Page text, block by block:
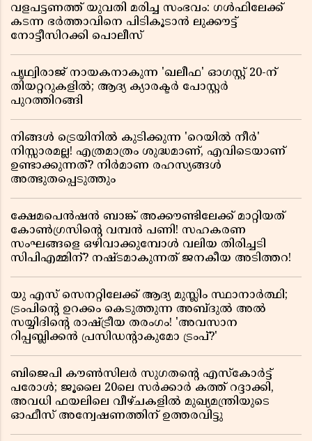
വളപട്ടണത്ത് യുവതി മരിച്ച സംഭവം: ഗൾഫിലേക്ക്
കടന്ന ഭർത്താവിനെ പിടികൂടാൻ ലുക്കൗട്ട്
നോട്ടീസിറക്കി പൊലീസ്
പൃഥ്വിരാജ് നായകനാകുന്ന 'ഖലീഫ' ഓഗസ്റ്റ് 20-ന്
തിയറ്ററുകളിൽ; ആദ്യ ക്യാരക്ടർ പോസ്റ്റർ
പുറത്തിറങ്ങി
നിങ്ങൾ ട്രെയിനിൽ കുടിക്കുന്ന 'റെയിൽ നീർ'
നിസ്സാരമല്ല! എത്രമാത്രം ശുദ്ധമാണ്, എവിടെയാണ്
ഉണ്ടാക്കുന്നത്? നിർമാണ രഹസ്യങ്ങൾ
അത്ഭുതപ്പെടുത്തും
ക്ഷേമപെൻഷൻ ബാങ്ക് അക്കൗണ്ടിലേക്ക് മാറ്റിയത്
കോൺഗ്രസിന്റെ വമ്പൻ പണി! സഹകരണ
സംഘങ്ങളെ ഒഴിവാക്കുമ്പോൾ വലിയ തിരിച്ചടി
സിപിഎമ്മിന്? നഷ്ടമാകുന്നത് ജനകീയ അടിത്തറ!
യു എസ് സെനറ്റിലേക്ക് ആദ്യ മുസ്ലിം സ്ഥാനാർത്ഥി;
ട്രംപിന്റെ ഉറക്കം കെടുത്തുന്ന അബ്ദുൽ അൽ
സയ്യിദിന്റെ രാഷ്ട്രീയ തരംഗം! 'അവസാന
റിപ്പബ്ലിക്കൻ പ്രസിഡന്റാകുമോ ട്രംപ്?'
ബിജെപി കൗൺസിലർ സുഗതന്റെ എസ്‌കോർട്ട്
പരോൾ; ജൂലൈ 20ലെ സർക്കാർ കത്ത് റദ്ദാക്കി,
അവധി ഫയലിലെ വീഴ്ചകളിൽ മുഖ്യമന്ത്രിയുടെ
ഓഫീസ് അന്വേഷണത്തിന് ഉത്തരവിട്ടു